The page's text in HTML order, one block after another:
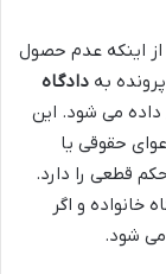
اینکه عدم حصول
به دادگاه
داده می شود. این
حقوقی یا
قطعی را دارد.
خانواده و اگر
می شود.